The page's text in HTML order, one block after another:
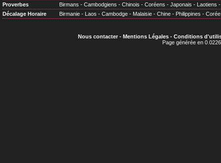
Proverbes
Birmans - Cambodgiens - Chinois - Coréens - Japonais - Laotiens
Décalage Horaire
Birmanie - Laos - Cambodge - Malaisie - Chine - Philippines - Corée
Nous contacter- Mentions Légales- Conditions
Page générée en